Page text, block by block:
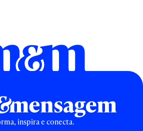
inspira e conecta.